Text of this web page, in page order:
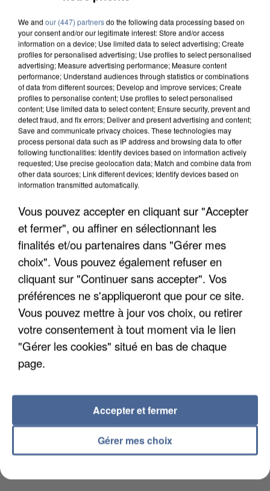
L’UN DES FONDATEURS SUPPOSÉS DE LA DZ
MAFIA INTERPELLÉ EN ALGÉRIE
UN SECOND CADRE DE LA DZ MAFIA
We and our (447) partnersdo the following data processing based on
your consent and/or our legitimate interest: Store and/or access
information on a device; Use limited data to select advertising; Create
profiles for personalised advertising; Use profiles to select personalised
advertising; Measure advertising performance; Measure content
performance; Understand audiences through statistics or combinations
of data from different sources; Develop and improve services; Create
profiles to personalise content; Use profiles to select personalised
content; Use limited data to select content; Ensure security, prevent and
detect fraud, and fix errors; Deliver and present advertising and content;
Save and communicate privacy choices. These technologies may
process personal data such as IP address and browsing data to offer
following functionalities: Identify devices based on information actively
requested; Use precise geolocation data; Match and combine data from
other data sources; Link different devices; Identify devices based on
information transmitted automatically.
Vous pouvez accepter en cliquant sur "Accepter
et fermer", ou affiner en sélectionnant les
finalités et/ou partenaires dans "Gérer mes
choix". Vous pouvez également refuser en
cliquant sur "Continuer sans accepter". Vos
préférences ne s'appliqueront que pour ce site.
Vous pouvez mettre à jour vos choix, ou retirer
votre consentement à tout moment via le lien
"Gérer les cookies" situé en bas de chaque
page.
Gérer mes choix
Accepter et fermer